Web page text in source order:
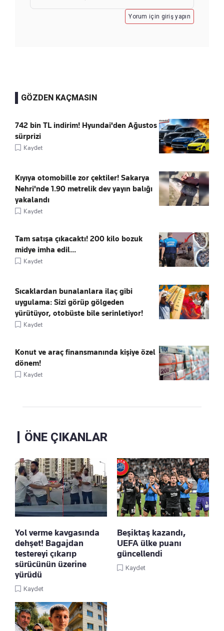
Yorum için giriş yapın
GÖZDEN KAÇMASIN
742 bin TL indirim! Hyundai'den Ağustos
sürprizi
Kaydet
Kıyıya otomobille zor çektiler! Sakarya
Nehri'nde 1.90 metrelik dev yayın balığı
yakalandı
Kaydet
Tam satışa çıkacaktı! 200 kilo bozuk
midye imha edil...
Kaydet
Sıcaklardan bunalanlara ilaç gibi
uygulama: Sizi görüp gölgeden
yürütüyor, otobüste bile serinletiyor!
Kaydet
Konut ve araç finansmanında kişiye özel
dönem!
Kaydet
ÖNE ÇIKANLAR
Yol verme kavgasında
dehşet! Bagajdan
testereyi çıkarıp
sürücünün üzerine
yürüdü
Kaydet
Beşiktaş kazandı,
UEFA ülke puanı
güncellendi
Kaydet